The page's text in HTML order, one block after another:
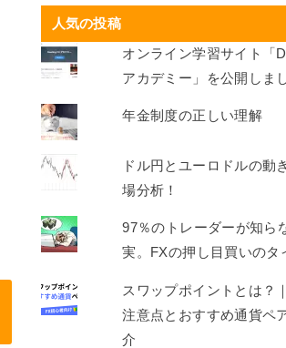
人気の投稿
オンライン学習サイト「
アカデミー」を公開しま
年金制度の正しい理解
ドル円とユーロドルの動
場分析！
97％のトレーダーが知ら
実。FXの押し目買いのタ
スワップポイントとは？
注意点とおすすめ通貨ペ
介